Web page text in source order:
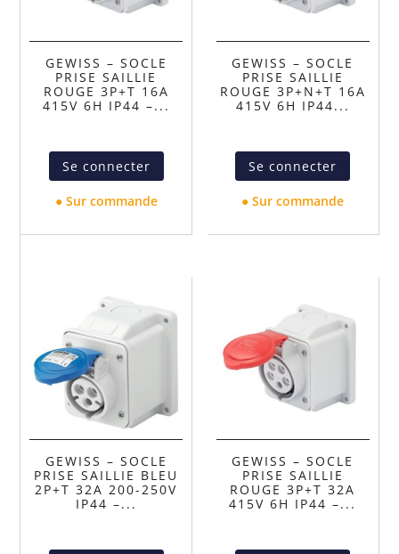
GEWISS – SOCLE
PRISE SAILLIE
ROUGE 3P+T 16A
415V 6H IP44 –...
Se connecter
● Sur commande
GEWISS – SOCLE
PRISE SAILLIE
ROUGE 3P+N+T 16A
415V 6H IP44...
Se connecter
● Sur commande
GEWISS – SOCLE
PRISE SAILLIE BLEU
2P+T 32A 200-250V
IP44 –...
GEWISS – SOCLE
PRISE SAILLIE
ROUGE 3P+T 32A
415V 6H IP44 –...